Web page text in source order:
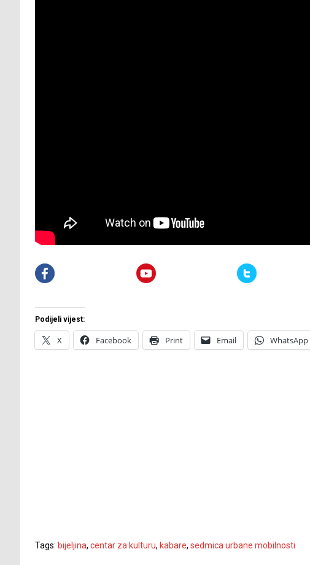
Podijeli vijest:
X Facebook Print Email WhatsApp
Tags: bijeljina, centar za kulturu, kabare, sedmica urbane mobilnosti